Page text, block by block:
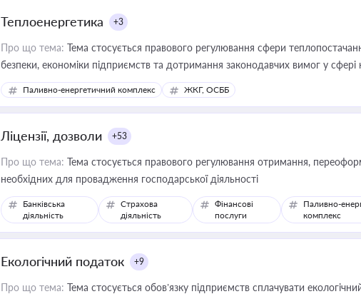
Теплоенергетика +3
Про що тема: Тема стосується правового регулювання сфери
безпеки, економіки підприємств та дотримання законодавчих вимог у
Паливно-енергетичний комплекс ЖКГ, ОСББ
Ліцензії, дозволи +53
Про що тема: Тема стосується правового регулювання отримання,
необхідних для провадження господарської діяльності
Банківська
діяльність
Страхова
діяльність
Фінансові
послуги
Паливно-
комплекс
Екологічний податок +9
Про що тема: Тема стосується обов’язку підприємств сплачувати